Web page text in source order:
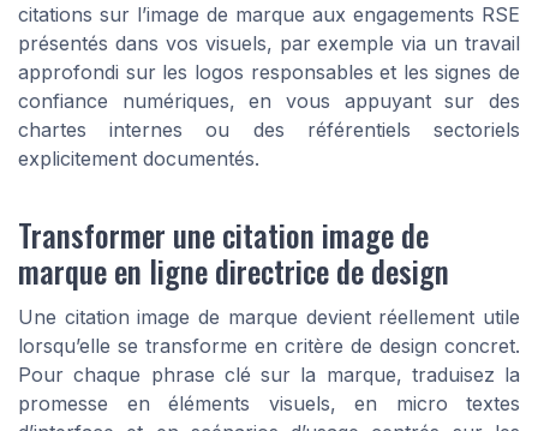
citations sur l’image de marque aux engagements RSE
présentés dans vos visuels, par exemple via un travail
approfondi sur les logos responsables et les signes de
confiance numériques, en vous appuyant sur des
chartes internes ou des référentiels sectoriels
explicitement documentés.
Transformer une citation image de
marque en ligne directrice de design
Une citation image de marque devient réellement utile
lorsqu’elle se transforme en critère de design concret.
Pour chaque phrase clé sur la marque, traduisez la
promesse en éléments visuels, en micro textes